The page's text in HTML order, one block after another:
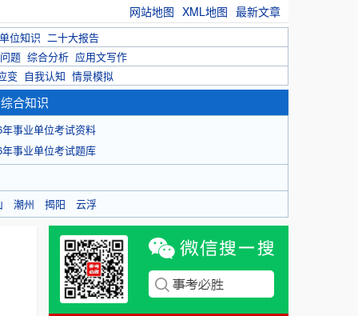
网站地图 XML地图 最新文章
位知识 二十大报告
题 综合分析 应用文写作
变 自我认知 情景模拟
合知识
年事业单位考试资料
年事业单位考试题库
潮州 揭阳 云浮